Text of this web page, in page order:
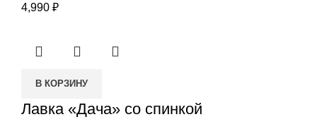
4,990 ₽
В КОРЗИНУ
Лавка «Дача» со спинкой